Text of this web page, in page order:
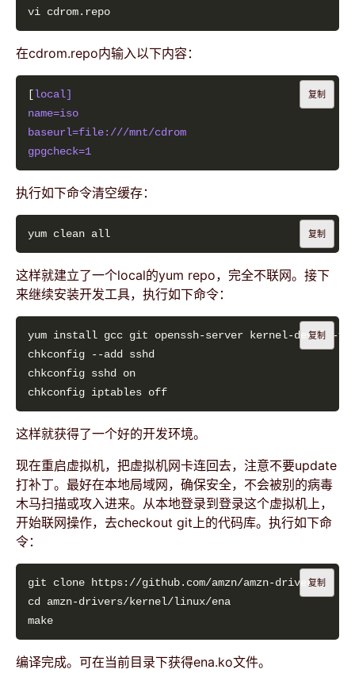
在cdrom.repo内输入以下内容：
[local]
name=iso
baseurl=file:///mnt/cdrom
gpgcheck=1
复制
执行如下命令清空缓存：
复制
这样就建立了一个local的yum repo，完全不联网。接下
来继续安装开发工具，执行如下命令：
复制
这样就获得了一个好的开发环境。
现在重启虚拟机，把虚拟机网卡连回去，注意不要update
打补丁。最好在本地局域网，确保安全，不会被别的病毒
木马扫描或攻入进来。从本地登录到登录这个虚拟机上，
开始联网操作，去checkout git上的代码库。执行如下命
令：
复制
编译完成。可在当前目录下获得ena.ko文件。